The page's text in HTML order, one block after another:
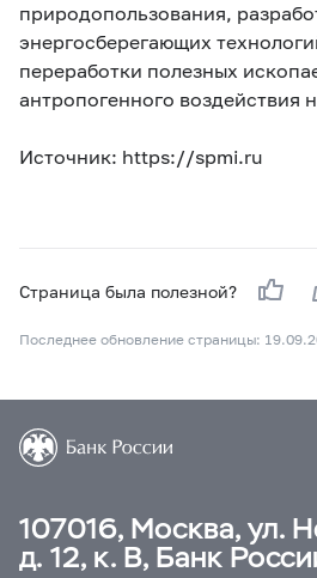
природопользования,
энергосберегающих
переработки полезных
антропогенного воздействия
Источник: https://spmi.ru
Страница была полезной?
Последнее обновление страницы:
107016, Москва, ул.
д. 12, к. В, Банк